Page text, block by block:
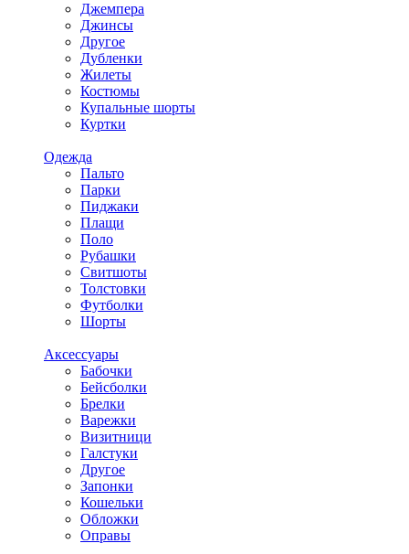
Джемпера
Джинсы
Другое
Дубленки
Жилеты
Костюмы
Купальные шорты
Куртки
Одежда
Пальто
Парки
Пиджаки
Плащи
Поло
Рубашки
Свитшоты
Толстовки
Футболки
Шорты
Аксессуары
Бабочки
Бейсболки
Брелки
Варежки
Визитници
Галстуки
Другое
Запонки
Кошельки
Обложки
Оправы